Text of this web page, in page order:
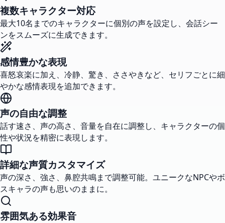
複数キャラクター対応
最大10名までのキャラクターに個別の声を設定し、会話シー
ンをスムーズに生成できます。
感情豊かな表現
喜怒哀楽に加え、冷静、驚き、ささやきなど、セリフごとに細
やかな感情表現を追加できます。
声の自由な調整
話す速さ、声の高さ、音量を自在に調整し、キャラクターの個
性や状況を精密に表現します。
詳細な声質カスタマイズ
声の深さ、強さ、鼻腔共鳴まで調整可能。ユニークなNPCやボ
スキャラの声も思いのままに。
雰囲気ある効果音